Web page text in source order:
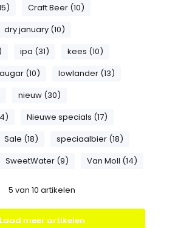
Craft Beer (10)
dry january (10)
ipa (31)
kees (10)
(10)
lowlander (13)
nieuw (30)
Nieuwe specials (17)
Sale (18)
speciaalbier (18)
SweetWater (9) Van Moll (14)
5 van 10 artikelen
Laad meer artikelen